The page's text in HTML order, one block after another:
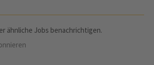
ähnliche Jobs benachrichtigen.